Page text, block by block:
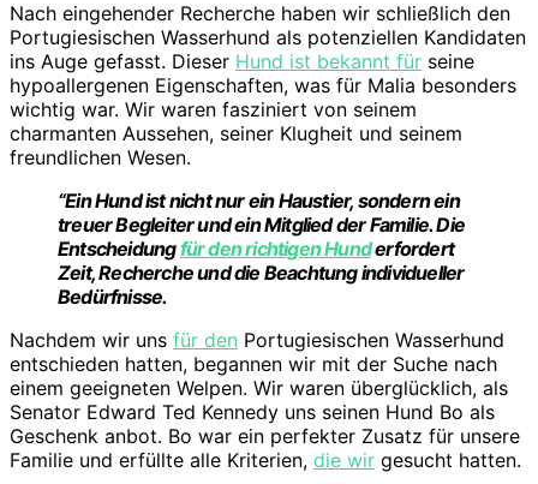
Nach eingehender Recherche haben wir schließlich den
Portugiesischen Wasserhund als potenziellen Kandidaten
ins Auge gefasst. Dieser Hund ist bekannt für seine
hypoallergenen Eigenschaften, was für Malia besonders
wichtig war. Wir waren fasziniert von seinem
charmanten Aussehen, seiner Klugheit und seinem
freundlichen Wesen.
“Ein Hund ist nicht nur ein Haustier, sondern ein
treuer Begleiter und ein Mitglied der Familie. Die
Entscheidungfür den richtigen Hunderfordert
Zeit, Recherche und die Beachtung individueller
Bedürfnisse.
Nachdem wir uns für den Portugiesischen Wasserhund
entschieden hatten, begannen wir mit der Suche nach
einem geeigneten Welpen. Wir waren überglücklich, als
Senator Edward Ted Kennedy uns seinen Hund Bo als
Geschenk anbot. Bo war ein perfekter Zusatz für unsere
Familie und erfüllte alle Kriterien, die wir gesucht hatten.